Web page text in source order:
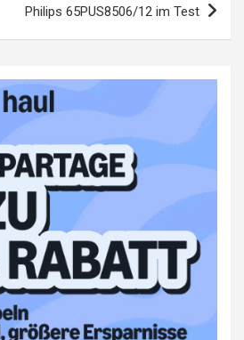
Philips 65PUS8506/12 im Test